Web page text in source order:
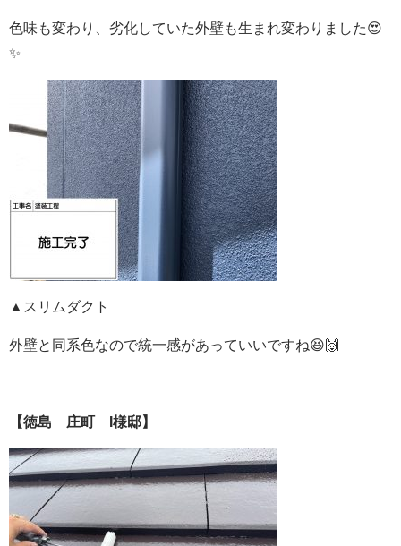
色味も変わり、劣化していた外壁も生まれ変わりました😍
✨
▲スリムダクト
外壁と同系色なので統一感があっていいですね😆🙌
【徳島 庄町 I様邸】